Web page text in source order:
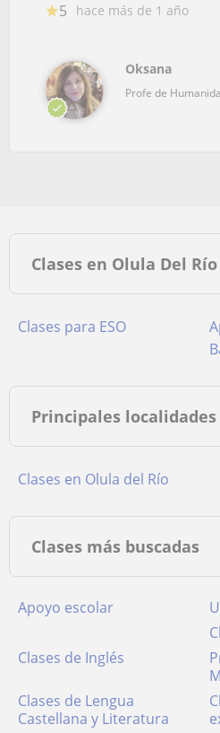
5 hace más de 1 año
Oksana
Profe de
Clases en Olula Del
Clases para ESO
Principales localidades
Clases en Olula del Río
Clases más buscadas
Apoyo escolar
Clases de Inglés
Profesores de
Clases de Lengua
Castellana y Literatura
Clases de Español para